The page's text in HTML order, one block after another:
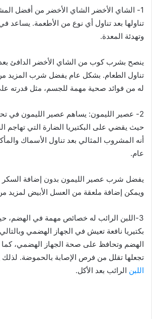
1- الشاي الأخضر الشاي الأخضر من أفضل
تناولها بعد تناول أي نوع من الأطعمة. يساعد
وتهدئة المعدة.
ينصح بشرب كوب من الشاي الأخضر الدافئ
تناول الطعام. بشكل عام يفضل شرب المزيد
له من فوائد صحية مهمة للجسم، مثل قدرته
2- عصير الليمون: يساهم عصير الليمون في
حيث يقضي على البكتيريا الضارة التي تهاجم
أنه المشروب المثالي بعد تناول الأسماك
عام.
يفضل شرب عصير الليمون بدون إضافة السكر
ويمكن إضافة ملعقة من العسل الأبيض لمزيد
3-اللبن الرائب له خصائص مهمة في الهضم،
بكتيريا نافعة تعيش في الجهاز الهضمي
الهضم وتحافظ على صحة الجهاز الهضمي،
تجعلها تقلل من فرص الإصابة بالحموضة.
اللبن الرائب بعد الأكل.